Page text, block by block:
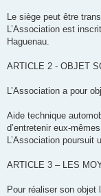
Le siège peut être
L’Association est
Haguenau.
ARTICLE 2 - OBJET
L’Association a pour
Aide technique
d’entretenir eux-
L’Association poursuit
ARTICLE 3 – LES
Pour réaliser son objet